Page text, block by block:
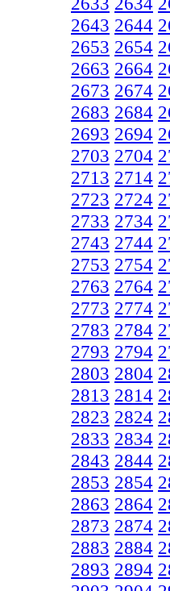
2643 2644
2653 2654
2663 2664
2673 2674
2683 2684
2693 2694
2703 2704
2713 2714
2723 2724
2733 2734
2743 2744
2753 2754
2763 2764
2773 2774
2783 2784
2793 2794
2803 2804
2813 2814
2823 2824
2833 2834
2843 2844
2853 2854
2863 2864
2873 2874
2883 2884
2893 2894